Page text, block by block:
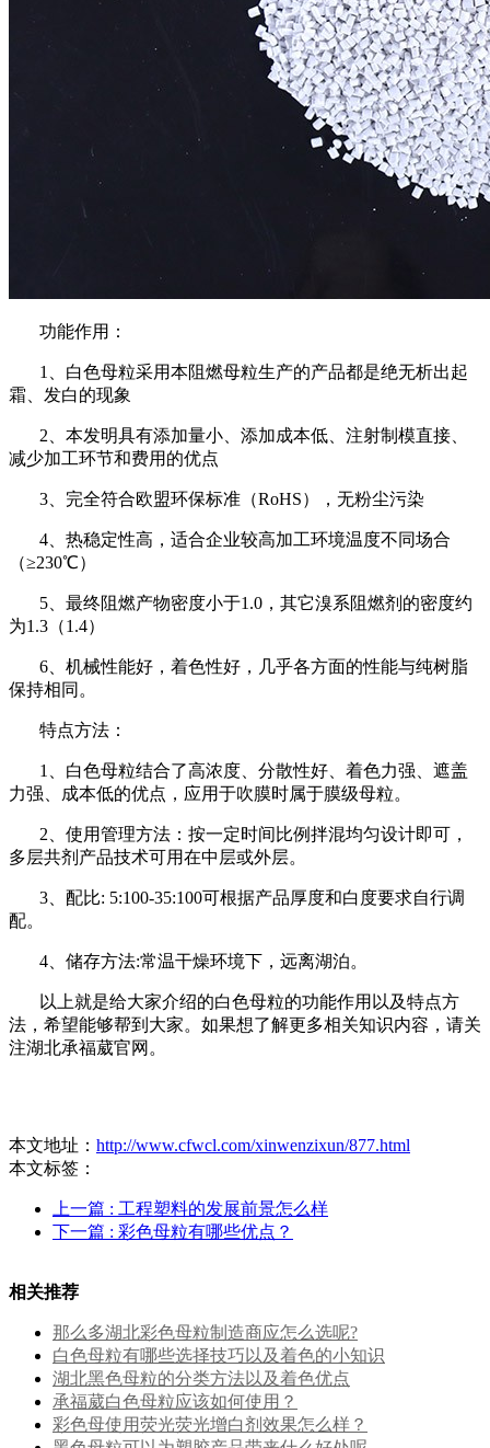
功能作用：
1、白色母粒采用本阻燃母粒生产的产品都是绝无析出起
霜、发白的现象
2、本发明具有添加量小、添加成本低、注射制模直接、
减少加工环节和费用的优点
3、完全符合欧盟环保标准（RoHS），无粉尘污染
4、热稳定性高，适合企业较高加工环境温度不同场合
（≥230℃）
5、最终阻燃产物密度小于1.0，其它溴系阻燃剂的密度约
为1.3（1.4）
6、机械性能好，着色性好，几乎各方面的性能与纯树脂
保持相同。
特点方法：
1、白色母粒结合了高浓度、分散性好、着色力强、遮盖
力强、成本低的优点，应用于吹膜时属于膜级母粒。
2、使用管理方法：按一定时间比例拌混均匀设计即可，
多层共剂产品技术可用在中层或外层。
3、配比: 5:100-35:100可根据产品厚度和白度要求自行调
配。
4、储存方法:常温干燥环境下，远离湖泊。
以上就是给大家介绍的白色母粒的功能作用以及特点方
法，希望能够帮到大家。如果想了解更多相关知识内容，请关
注湖北承福葳官网。
本文地址： http://www.cfwcl.com/xinwenzixun/877.html
本文标签：
上一篇 : 工程塑料的发展前景怎么样
下一篇 : 彩色母粒有哪些优点？
相关推荐
那么多湖北彩色母粒制造商应怎么选呢?
白色母粒有哪些选择技巧以及着色的小知识
湖北黑色母粒的分类方法以及着色优点
承福葳白色母粒应该如何使用？
彩色母使用荧光荧光增白剂效果怎么样？